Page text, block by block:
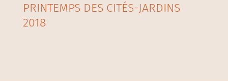
PRINTEMPS DES CITÉS-JARDINS
2018